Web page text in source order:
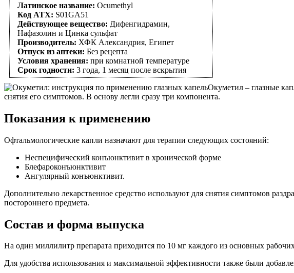
Латинское название: Ocumethyl
Код АТХ: S01GA51
Действующее вещество: Дифенгидрамин,
Нафазолин и Цинка сульфат
Производитель: ХФК Александрия, Египет
Отпуск из аптеки: Без рецепта
Условия хранения: при комнатной температуре
Срок годности: 3 года, 1 месяц после вскрытия
Окуметил – глазные
снятия его симптомов. В основу легли сразу три компонента.
Показания к применению
Офтальмологические капли назначают для терапии следующих состояний:
Неспецифический конъюнктивит в хронической форме
Блефароконъюнктивит
Ангулярный конъюнктивит.
Дополнительно лекарственное средство используют для снятия симптомов
постороннего предмета.
Состав и форма выпуска
На один миллилитр препарата приходится по 10 мг каждого из основных
Для удобства использования и максимальной эффективности также были